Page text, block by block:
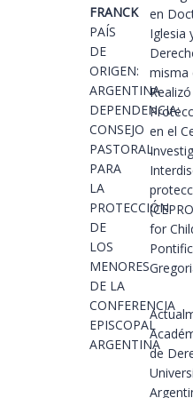
FRANCK
PAÍS
DE
ORIGEN:
ARGENTINA
DEPENDENCIA:
CONSEJO
PASTORAL
PARA
LA
PROTECCIÓN
DE
LOS
MENORES
DE LA
CONFERENCIA
EPISCOPAL
ARGENTINA
en
Iglesia
misma
en el
for
de